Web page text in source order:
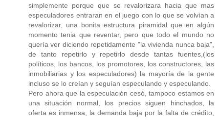
simplemente porque que se revalorizara hacia que mas
especuladores entraran en el juego con lo que se volvían a
revalorizar, una bonita estructura piramidal que en algún
momento tenia que reventar, pero que todo el mundo no
quería ver diciendo repetidamente "la vivienda nunca baja",
de tanto repetirlo y repetirlo desde tantas fuentes,(los
políticos, los bancos, los promotores, los constructores, las
inmobiliarias y los especuladores) la mayoría de la gente
incluso se lo creían y seguían especulando y especulando.
Pero ahora que la especulación cesó, tampoco estamos en
una situación normal, los precios siguen hinchados, la
oferta es inmensa, la demanda baja por la falta de crédito,